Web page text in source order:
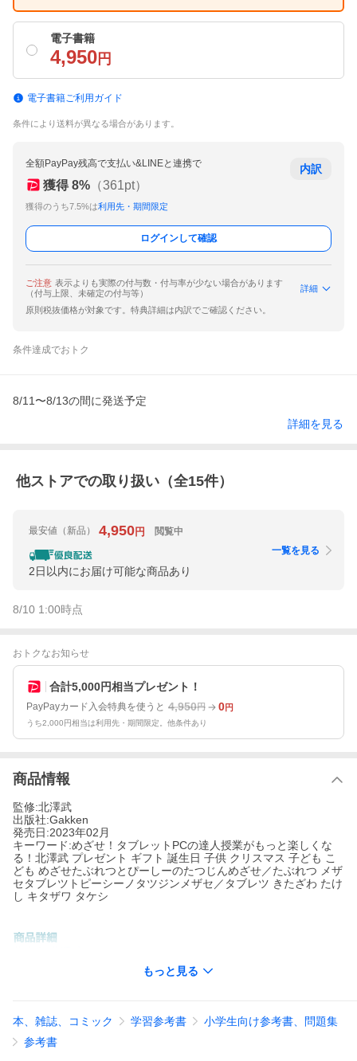
電子書籍
4,950 円
電子書籍ご利用ガイド
条件により送料が異なる場合があります。
全額PayPay残高で支払い&LINEと連携で
獲得 8% （361pt）
獲得のうち7.5%は利用先・期間限定
内訳
ログインして確認
ご注意 表示よりも実際の付与数・付与率が少ない場合があります
（付与上限、未確定の付与等）
詳細
原則税抜価格が対象です。特典詳細は内訳でご確認ください。
条件達成でおトク
8/11〜8/13の間に発送予定
詳細を見る
他ストアでの取り扱い（全15件）
最安値 （新品） 4,950円 閲覧中
2日以内にお届け可能な商品あり
一覧を見る
8/10 1:00時点
おトクなお知らせ
合計5,000円相当プレゼント！
PayPayカード入会特典を使うと 4,950円 0円
うち2,000円相当は利用先・期間限定。他条件あり
商品情報
監修:北澤武
出版社:Gakken
発売日:2023年02月
キーワード:めざせ！タブレットPCの達人授業がもっと楽しくな
る！北澤武 プレゼント ギフト 誕生日 子供 クリスマス 子ども こ
ども めざせたぶれつとぴーしーのたつじんめざせ／たぶれつ メザ
セタブレツトピーシーノタツジンメザセ／タブレツ きたざわ たけ
し キタザワ タケシ
※本データはこの商品が発売された時点の情報です。
もっと見る
本、雑誌、コミック 学習参考書
小学生向け参考書、問題集
参考書